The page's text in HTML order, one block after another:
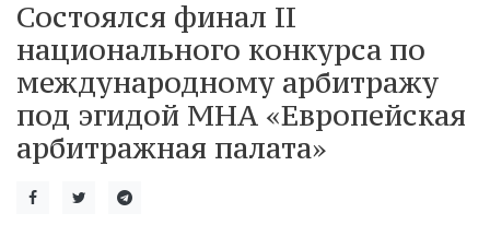
Состоялся финал ІІ
национального конкурса по
международному арбитражу
под эгидой МНА «Европейская
арбитражная палата»